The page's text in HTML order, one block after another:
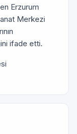
Erzurum
Merkezi
ifade etti.